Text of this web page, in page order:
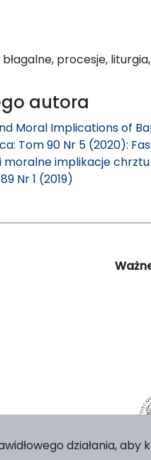
procesje,
autora
Moral Implications of
Tom 90 Nr 5 (2020):
moralne implikacje
Nr 1 (2019)
działania,